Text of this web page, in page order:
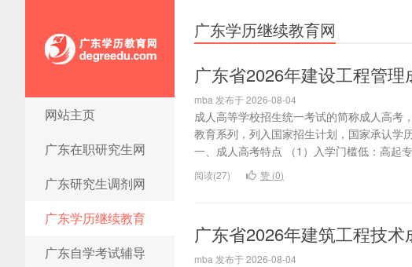
广东学历教育网
网站主页
广东在职研究生网
广东研究生调剂网
广东学历继续教育
广东自学考试辅导
广东学历继续教育网
广东省2026年建设工程管
mba 发布于 2026-08-04
成人高等学校招生统一考试的简称成人高考
教育系列，列入国家招生计划，国家承认学
一、成人高考特点 （1）入学门槛低：高起
阅读(27) 赞 (0)
广东省2026年建筑工程技
mba 发布于 2026-08-04